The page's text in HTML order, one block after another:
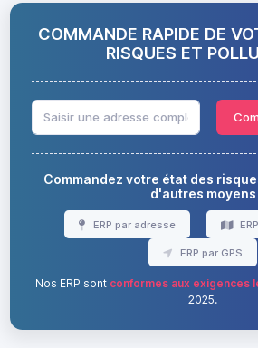
COMMANDE RAPIDE DE
RISQUES ET
Commandez votre état des
d'autres moyens
ERP par adresse
ERP par GPS
Nos ERP sont conformes aux exigences
2025.